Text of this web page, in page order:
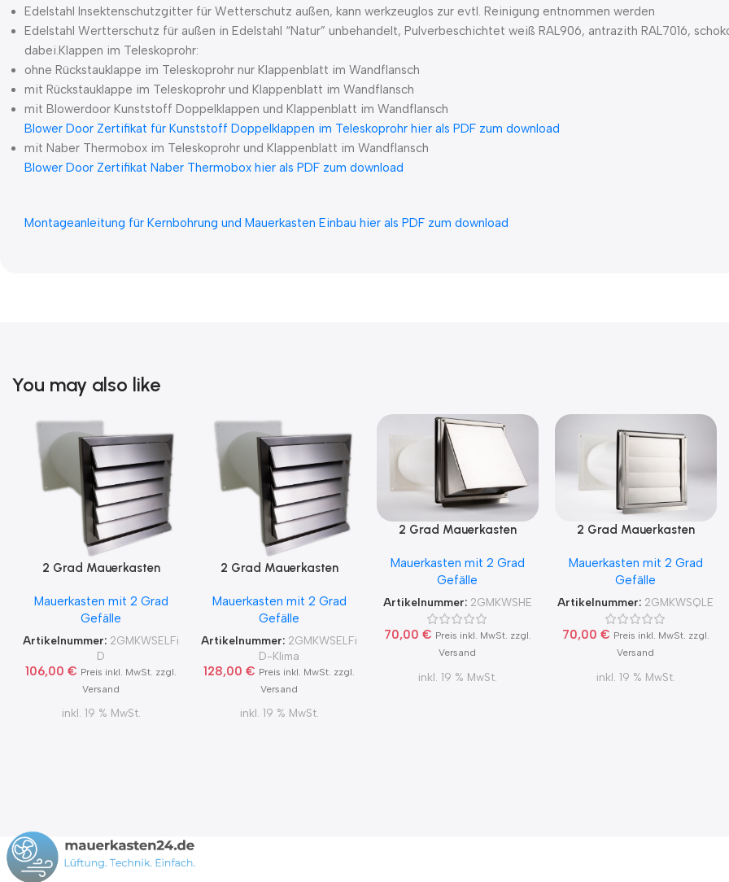
Edelstahl Insektenschutzgitter für Wetterschutz außen, kann werkzeuglos zur evtl. Reinigung entnommen werden
Edelstahl Wertterschutz für außen in Edelstahl “Natur” unbehandelt, Pulverbeschichtet weiß RAL906, antrazith RAL7016,
dabei.Klappen im Teleskoprohr:
ohne Rückstauklappe im Teleskoprohr nur Klappenblatt im Wandflansch
mit Rückstauklappe im Teleskoprohr und Klappenblatt im Wandflansch
mit Blowerdoor Kunststoff Doppelklappen und Klappenblatt im Wandflansch
Blower Door Zertifikat für Kunststoff Doppelklappen im Teleskoprohr hier als PDF zum download
mit Naber Thermobox im Teleskoprohr und Klappenblatt im Wandflansch
Blower Door Zertifikat Naber Thermobox hier als PDF zum download
Montageanleitung für Kernbohrung und Mauerkasten Einbau hier als PDF zum download
You may also like
2 Grad Mauerkasten
Kondensatablauf auch mit
Blower Door Test und
Zertifikat Ø100, 125, 150
2Grad MKWSELFiD
Mauerkasten mit 2 Grad
Gefälle
Artikelnummer: 2GMKWSELFi
D
106,00€ Preis inkl. MwSt. zzgl.
Versand
inkl. 19 % MwSt.
2 Grad Mauerkasten
Kondensatablauf für
Klimageräte Ø150 2Grad
MKWSELFiD
Mauerkasten mit 2 Grad
Gefälle
Artikelnummer: 2GMKWSELFi
D-Klima
128,00€ Preis inkl. MwSt. zzgl.
Versand
inkl. 19 % MwSt.
2 Grad Mauerkasten
Kondensatablauf auch mit
Blower Door Test und
Zertifikat Ø100, 125, 150
Mauerkasten mit 2 Grad
Gefälle
Artikelnummer: 2GMKWSHE
70,00 € Preis inkl. MwSt. zzgl.
Versand
inkl. 19 % MwSt.
2 Grad Mauerkasten
Kondensatablauf auch mit
Blower Door Test und
Zertifikat Ø100, 125, 150
Mauerkasten mit 2 Grad
Gefälle
Artikelnummer: 2GMKWSQLE
70,00 € Preis inkl. MwSt. zzgl.
Versand
inkl. 19 % MwSt.